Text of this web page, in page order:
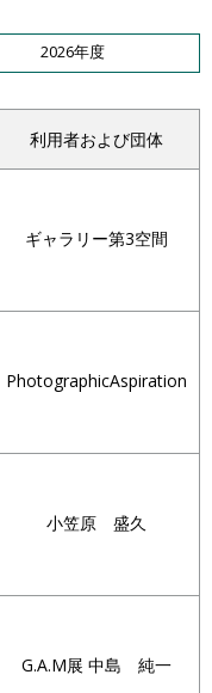
2026年度
利用者および団体
ギャラリー第3空間
PhotographicAspiration
小笠原 盛久
G.A.M展 中島 純一